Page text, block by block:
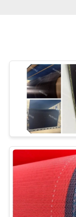
요
뉴
스